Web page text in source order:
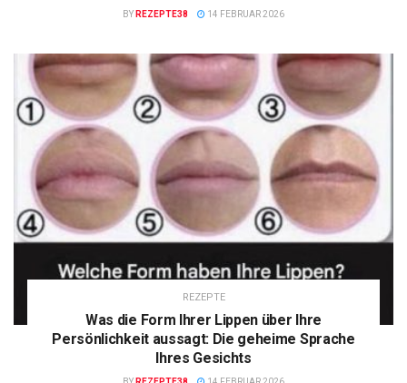
BY REZEPTE38 14 FEBRUAR 2026
REZEPTE
Was die Form Ihrer Lippen über Ihre
Persönlichkeit aussagt: Die geheime Sprache
Ihres Gesichts